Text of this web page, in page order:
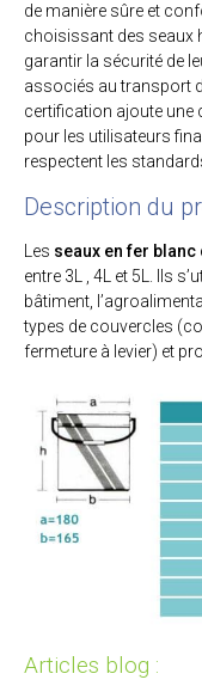
de manière sûre et
choisissant des seaux
garantir la sécurité de
associés au transport
certification ajoute une
pour les utilisateurs
respectent les
Description du
Les seaux en fer
entre 3L , 4L et 5L. Ils
bâtiment,
types de couvercles
fermeture à levier) et
Articles blog :